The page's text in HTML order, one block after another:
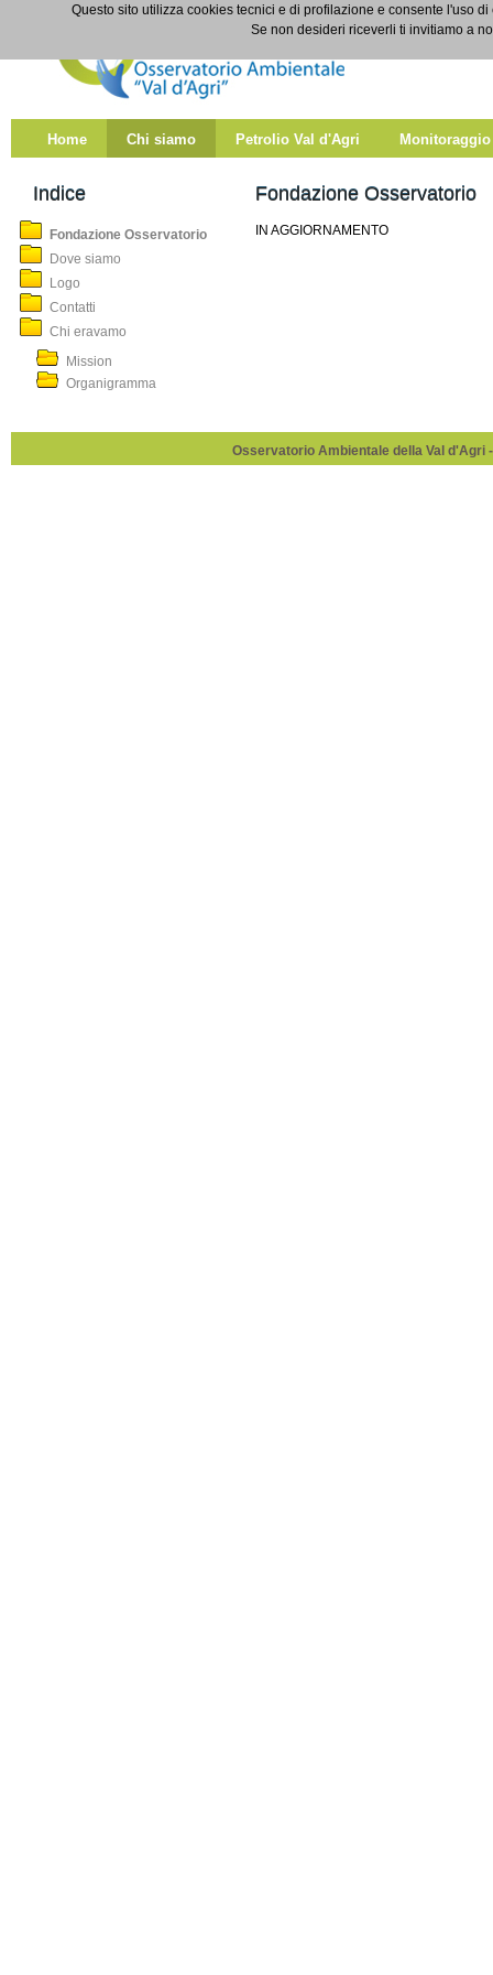
Salta al contenuto
Fondazione Osservatorio
Home Chi siamo Petrolio Val d'Agri Monitoraggio
Indice
Fondazione Osservatorio
Dove siamo
Logo
Contatti
Chi eravamo
Mission
Organigramma
Fondazione Osservatorio
IN AGGIORNAMENTO
Osservatorio Ambientale della Val d'Agri
Questo sito utilizza cookies tecnici e di profilazione e consente l'uso
Se non desideri riceverli ti invitiamo a